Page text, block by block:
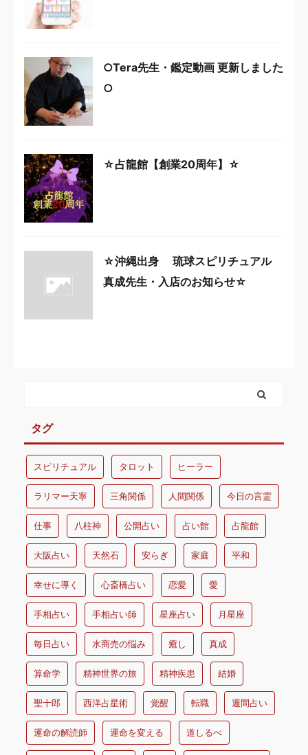
○Tera先生・鑑定動画 更新しました
○
☆占龍館【創業20周年】☆
☆沖縄出身 琉球スピリチュアル
真成先生・入店のお知らせ☆
タグ
スピリチュアル タロット ヒーラー
ラリマー天寧 三角関係 人間関係 今日の言霊
仕事 八柱神 公開占い 占い館 占龍館
大阪占い 天然石 安らぎ 家庭 平和
幸せに導く 心斎橋占い 恋愛 愛
手相占い 手相占い師 星座占い 月星座
毎日占い 水商売の悩み 癒し 真成
算命学 精神世界の旅 精神疾患 結婚
聖十郎 西洋占星術 覚醒 転職 週間占い
運命の解読師 運命を変える 道しるべ